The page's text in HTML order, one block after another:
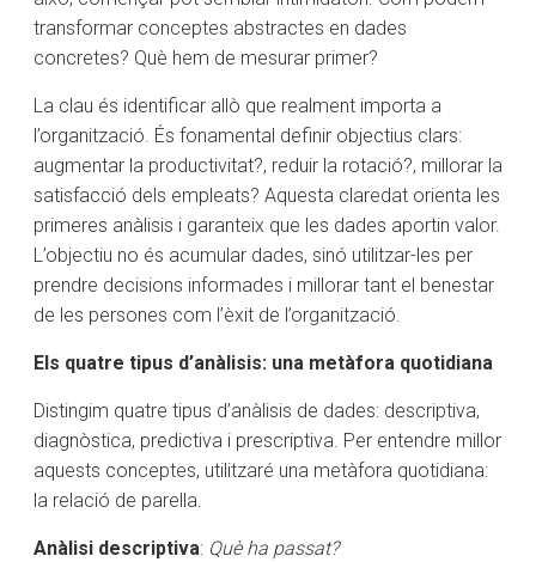
transformar conceptes abstractes en dades
concretes? Què hem de mesurar primer?
La clau és identificar allò que realment importa a
l’organització. És fonamental definir objectius clars:
augmentar la productivitat?, reduir la rotació?, millorar la
satisfacció dels empleats? Aquesta claredat orienta les
primeres anàlisis i garanteix que les dades aportin valor.
L’objectiu no és acumular dades, sinó utilitzar-les per
prendre decisions informades i millorar tant el benestar
de les persones com l’èxit de l’organització.
Els quatre tipus d’anàlisis: una metàfora quotidiana
Distingim quatre tipus d’anàlisis de dades: descriptiva,
diagnòstica, predictiva i prescriptiva. Per entendre millor
aquests conceptes, utilitzaré una metàfora quotidiana:
la relació de parella.
Anàlisi descriptiva: Què ha passat?